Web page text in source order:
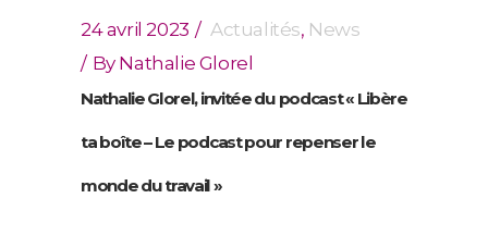
24 avril 2023 Actualités, News
By Nathalie Glorel
Nathalie Glorel, invitée du podcast « Libère
ta boîte – Le podcast pour repenser le
monde du travail »